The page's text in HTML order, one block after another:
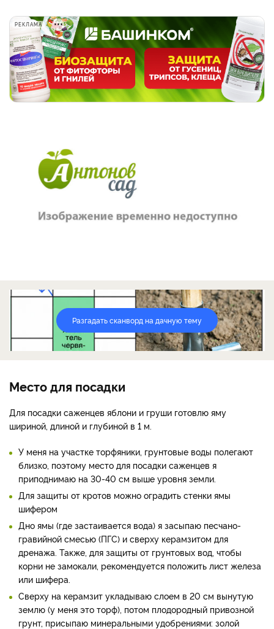
РЕКЛАМА
Разгадать сканворд на дачную тему
Место для посадки
Для посадки саженцев яблони и груши готовлю яму
шириной, длиной и глубиной в 1 м.
У меня на участке торфяники, грунтовые воды полегают
близко, поэтому место для посадки саженцев я
приподнимаю на 30-40 см выше уровня земли.
Для защиты от кротов можно оградить стенки ямы
шифером
Дно ямы (где застаивается вода) я засыпаю песчано-
гравийной смесью (ПГС) и сверху керамзитом для
дренажа. Также, для защиты от грунтовых вод, чтобы
корни не замокали, рекомендуется положить лист железа
или шифера.
Сверху на керамзит укладываю слоем в 20 см вынутую
землю (у меня это торф), потом плодородный привозной
грунт, присыпаю минеральными удобрениями: золой